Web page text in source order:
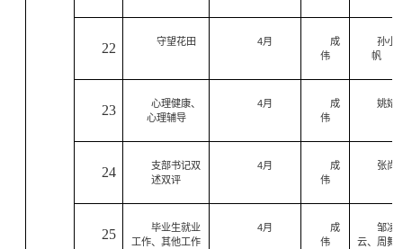
22 守望花田 4月
成
伟
孙小
帆
23
心理健康、
心理辅导
4月
成
伟
姚婧
24
支部书记双
述双评
4月
成
伟
张尚
25
毕业生就业
工作、其他工作
4月
成
伟
邹凌
云、周舞